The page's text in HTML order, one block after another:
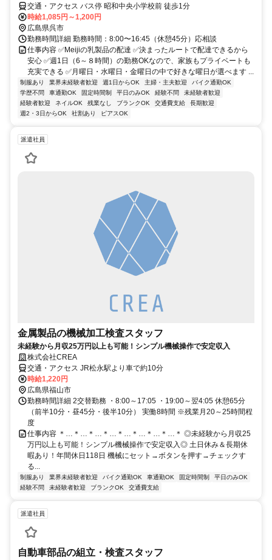
交通・アクセス バス停 昭和中央小学校前 徒歩1分
時給1,085円～1,200円
広島県呉市
勤務時間詳細 勤務時間：8:00〜16:45（休憩45分）応相談
仕事内容 ✅Meijiの乳製品の配達 ✅決まったルートで配達できるから
安心 ✅週1日（6～８時間）の勤務OKなので、家族もプライベートも
充実できる ✅月曜日・水曜日・金曜日の中で好きな曜日が選べます ...
制服あり 業界未経験者歓迎 週1日からOK 主婦・主夫歓迎
バイク通勤OK
学歴不問
車通勤OK 固定時間制 平日のみOK 経験不問
未経験者歓迎
経験者歓迎
ネイルOK 残業なし ブランクOK 交通費支給
長期歓迎
週2・3日からOK
社割あり ピアスOK
派遣社員
金属製品の機械加工検査スタッフ
未経験から月収25万円以上も可能！シンプル機械操作で安定収入
株式会社CREA
交通・アクセス JR松永駅より車で約10分
時給1,220円
広島県福山市
勤務時間詳細 2交替勤務 ・8:00～17:05 ・19:00～翌4:05 休憩65分
（前半10分・昼45分・後半10分） 実働8時間 ※残業月20～25時間程
度
仕事内容 ＊…＊…＊…＊…＊…＊…＊…＊…＊ ◎未経験から月収25
万円以上も可能！シンプル機械操作で安定収入◎ 土日休み＆長期休
暇あり！年間休日118日 機械にセット→ボタンを押す→チェックす
る...
制服あり 業界未経験者歓迎 バイク通勤OK 車通勤OK 固定時間制
平日のみOK
経験不問
未経験者歓迎 ブランクOK 交通費支給
派遣社員
自動車部品の組立・検査スタッフ